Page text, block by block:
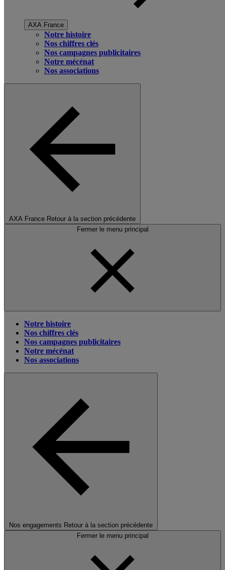
AXA France
Notre histoire
Nos chiffres clés
Nos campagnes publicitaires
Notre mécénat
Nos associations
AXA France Retour à la section précédente
Fermer le menu principal
Notre histoire
Nos chiffres clés
Nos campagnes publicitaires
Notre mécénat
Nos associations
Nos engagements Retour à la section précédente
Fermer le menu principal